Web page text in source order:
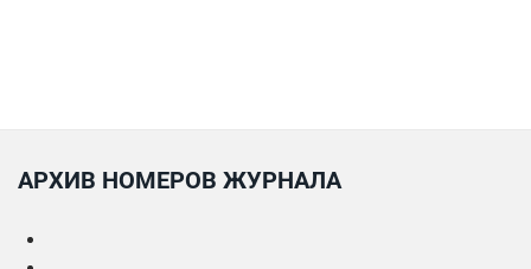
АРХИВ НОМЕРОВ ЖУРНАЛА